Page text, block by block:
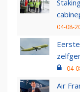
04-08-
04-
Air